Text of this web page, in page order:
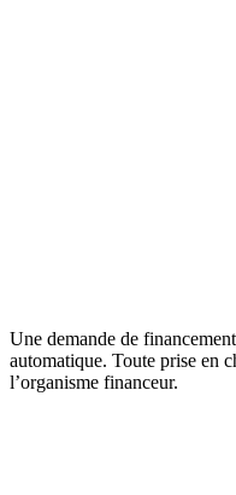
Une demande de
automatique. Toute prise en
l’organisme financeur.